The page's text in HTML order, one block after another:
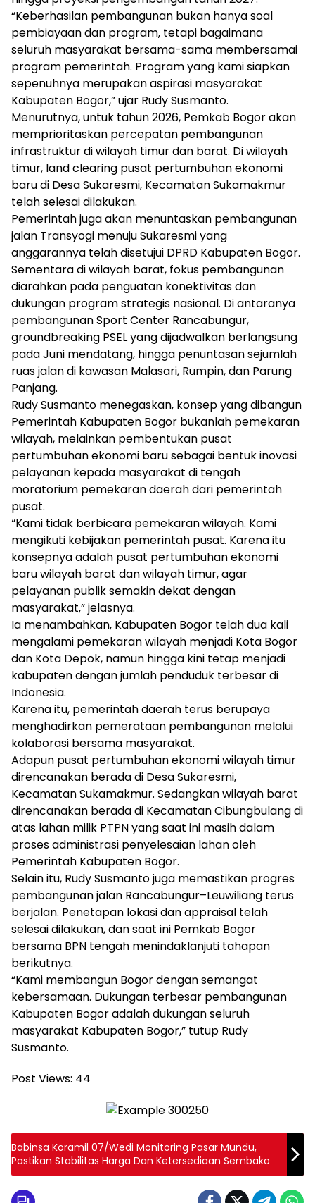
“Keberhasilan pembangunan bukan hanya soal
pembiayaan dan program, tetapi bagaimana
seluruh masyarakat bersama-sama membersamai
program pemerintah. Program yang kami siapkan
sepenuhnya merupakan aspirasi masyarakat
Kabupaten Bogor,” ujar Rudy Susmanto.
Menurutnya, untuk tahun 2026, Pemkab Bogor akan
memprioritaskan percepatan pembangunan
infrastruktur di wilayah timur dan barat. Di wilayah
timur, land clearing pusat pertumbuhan ekonomi
baru di Desa Sukaresmi, Kecamatan Sukamakmur
telah selesai dilakukan.
Pemerintah juga akan menuntaskan pembangunan
jalan Transyogi menuju Sukaresmi yang
anggarannya telah disetujui DPRD Kabupaten Bogor.
Sementara di wilayah barat, fokus pembangunan
diarahkan pada penguatan konektivitas dan
dukungan program strategis nasional. Di antaranya
pembangunan Sport Center Rancabungur,
groundbreaking PSEL yang dijadwalkan berlangsung
pada Juni mendatang, hingga penuntasan sejumlah
ruas jalan di kawasan Malasari, Rumpin, dan Parung
Panjang.
Rudy Susmanto menegaskan, konsep yang dibangun
Pemerintah Kabupaten Bogor bukanlah pemekaran
wilayah, melainkan pembentukan pusat
pertumbuhan ekonomi baru sebagai bentuk inovasi
pelayanan kepada masyarakat di tengah
moratorium pemekaran daerah dari pemerintah
pusat.
“Kami tidak berbicara pemekaran wilayah. Kami
mengikuti kebijakan pemerintah pusat. Karena itu
konsepnya adalah pusat pertumbuhan ekonomi
baru wilayah barat dan wilayah timur, agar
pelayanan publik semakin dekat dengan
masyarakat,” jelasnya.
Ia menambahkan, Kabupaten Bogor telah dua kali
mengalami pemekaran wilayah menjadi Kota Bogor
dan Kota Depok, namun hingga kini tetap menjadi
kabupaten dengan jumlah penduduk terbesar di
Indonesia.
Karena itu, pemerintah daerah terus berupaya
menghadirkan pemerataan pembangunan melalui
kolaborasi bersama masyarakat.
Adapun pusat pertumbuhan ekonomi wilayah timur
direncanakan berada di Desa Sukaresmi,
Kecamatan Sukamakmur. Sedangkan wilayah barat
direncanakan berada di Kecamatan Cibungbulang di
atas lahan milik PTPN yang saat ini masih dalam
proses administrasi penyelesaian lahan oleh
Pemerintah Kabupaten Bogor.
Selain itu, Rudy Susmanto juga memastikan progres
pembangunan jalan Rancabungur–Leuwiliang terus
berjalan. Penetapan lokasi dan appraisal telah
selesai dilakukan, dan saat ini Pemkab Bogor
bersama BPN tengah menindaklanjuti tahapan
berikutnya.
“Kami membangun Bogor dengan semangat
kebersamaan. Dukungan terbesar pembangunan
Kabupaten Bogor adalah dukungan seluruh
masyarakat Kabupaten Bogor,” tutup Rudy
Susmanto.
Post Views: 44
Babinsa Koramil 07/Wedi Monitoring Pasar Mundu,
Pastikan Stabilitas Harga Dan Ketersediaan Sembako